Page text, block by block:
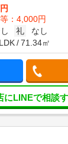
：4,000円
礼
なし
71.34㎡
にLINEで相談